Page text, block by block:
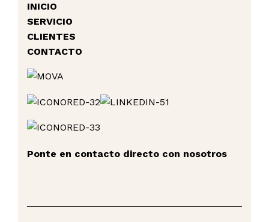
INICIO
SERVICIO
CLIENTES
CONTACTO
Ponte en contacto directo con nosotros